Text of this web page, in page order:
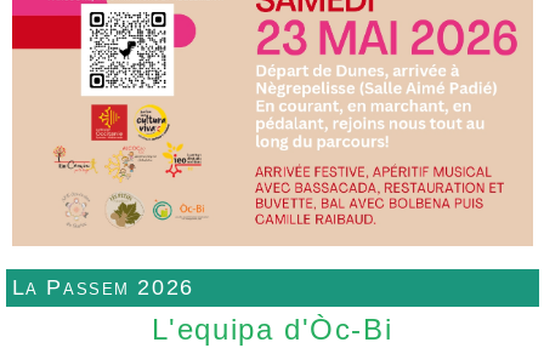
La Passem 2026
L'equipa d'Òc-Bi